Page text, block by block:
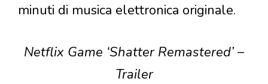
minuti di musica elettronica originale.
Netflix Game ‘Shatter Remastered’ –
Trailer